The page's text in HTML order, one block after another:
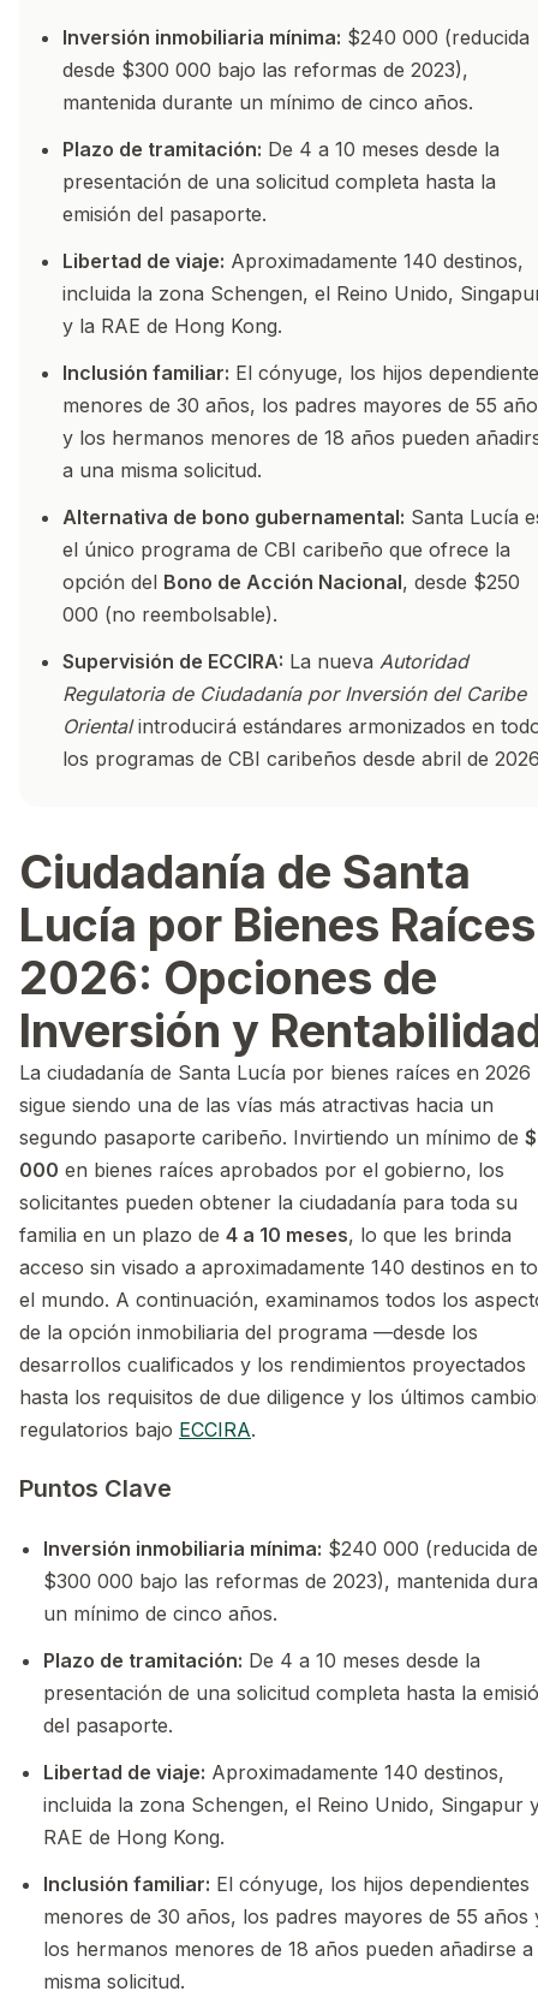
Inversión inmobiliaria mínima: $240 000 (reducida
desde $300 000 bajo las reformas de 2023),
mantenida durante un mínimo de cinco años.
Plazo de tramitación: De 4 a 10 meses desde la
presentación de una solicitud completa hasta la
emisión del pasaporte.
Libertad de viaje: Aproximadamente 140 destinos,
incluida la zona Schengen, el Reino Unido,
y la RAE de Hong Kong.
Inclusión familiar: El cónyuge, los hijos
menores de 30 años, los padres mayores de 55
y los hermanos menores de 18 años pueden
a una misma solicitud.
Alternativa de bono gubernamental: Santa Lucía
el único programa de CBI caribeño que ofrece la
opción del Bono de Acción Nacional, desde $250
000 (no reembolsable).
Supervisión de ECCIRA: La nueva Autoridad
Regulatoria de Ciudadanía por Inversión del Caribe
Orientalintroducirá estándares armonizados en
los programas de CBI caribeños desde abril de
Ciudadanía de Santa
Lucía por Bienes Raíces
2026: Opciones de
Inversión y
La ciudadanía de Santa Lucía por bienes raíces en 2026
sigue siendo una de las vías más atractivas hacia un
segundo pasaporte caribeño. Invirtiendo un mínimo de
000 en bienes raíces aprobados por el gobierno, los
solicitantes pueden obtener la ciudadanía para toda su
familia en un plazo de 4 a 10 meses, lo que les brinda
acceso sin visado a aproximadamente 140 destinos en
el mundo. A continuación, examinamos todos los
de la opción inmobiliaria del programa —desde los
desarrollos cualificados y los rendimientos proyectados
hasta los requisitos de due diligence y los últimos
regulatorios bajo ECCIRA.
Puntos Clave
Inversión inmobiliaria mínima: $240 000 (reducida
$300 000 bajo las reformas de 2023), mantenida
un mínimo de cinco años.
Plazo de tramitación: De 4 a 10 meses desde la
presentación de una solicitud completa hasta la
del pasaporte.
Libertad de viaje: Aproximadamente 140 destinos,
incluida la zona Schengen, el Reino Unido, Singapur
RAE de Hong Kong.
Inclusión familiar: El cónyuge, los hijos dependientes
menores de 30 años, los padres mayores de 55 años
los hermanos menores de 18 años pueden añadirse
misma solicitud.